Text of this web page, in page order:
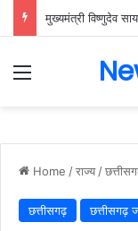
Menu
Home /राज्य /
छत्तीसगढ़ छत्तीसगढ़